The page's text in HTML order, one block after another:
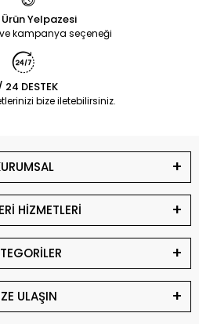
Yelpazesi
kampanya seçeneği
24 DESTEK
bize iletebilirsiniz.
HİZMETLERİ
ULAŞIN